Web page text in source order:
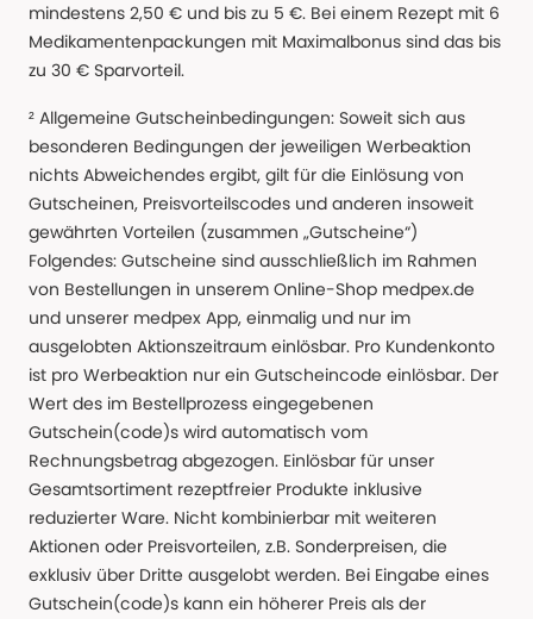
mindestens 2,50 € und bis zu 5 €. Bei einem Rezept mit 6
Medikamentenpackungen mit Maximalbonus sind das bis
zu 30 € Sparvorteil.
² Allgemeine Gutscheinbedingungen: Soweit sich aus
besonderen Bedingungen der jeweiligen Werbeaktion
nichts Abweichendes ergibt, gilt für die Einlösung von
Gutscheinen, Preisvorteilscodes und anderen insoweit
gewährten Vorteilen (zusammen „Gutscheine“)
Folgendes: Gutscheine sind ausschließlich im Rahmen
von Bestellungen in unserem Online-Shop medpex.de
und unserer medpex App, einmalig und nur im
ausgelobten Aktionszeitraum einlösbar. Pro Kundenkonto
ist pro Werbeaktion nur ein Gutscheincode einlösbar. Der
Wert des im Bestellprozess eingegebenen
Gutschein(code)s wird automatisch vom
Rechnungsbetrag abgezogen. Einlösbar für unser
Gesamtsortiment rezeptfreier Produkte inklusive
reduzierter Ware. Nicht kombinierbar mit weiteren
Aktionen oder Preisvorteilen, z.B. Sonderpreisen, die
exklusiv über Dritte ausgelobt werden. Bei Eingabe eines
Gutschein(code)s kann ein höherer Preis als der